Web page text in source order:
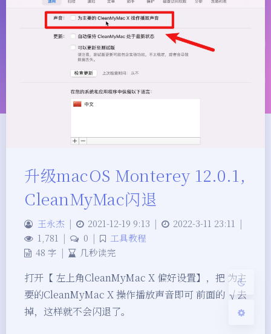
夜间模式
浅阴影 深阴影
升级macOS Monterey 12.0.1,
CleanMyMac闪退
王永杰 | 2021-12-19 9:13 | 2022-3-11 23:11 |
1,781 | 0 |
工具教程
48 字 | 几秒读完
打开【 左上角CleanMyMac X 偏好设置】，把 为主
要的CleanMyMac X 操作播放声音即可 前面的 √去
掉，这样就不会闪退了。